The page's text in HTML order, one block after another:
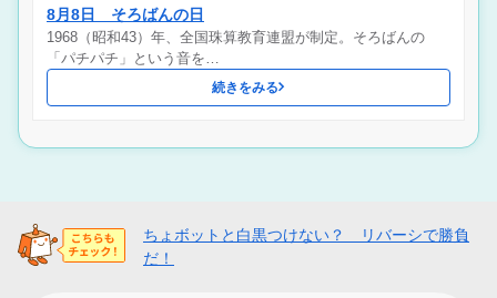
8月8日 そろばんの日
1968（昭和43）年、全国珠算教育連盟が制定。そろばんの
「パチパチ」という音を…
続きをみる
ちょボットと白黒つけない？ リバーシで勝負
だ！